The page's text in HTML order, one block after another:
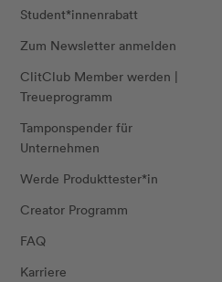
Student*innenrabatt
Zum Newsletter anmelden
ClitClub Member werden |
Treueprogramm
Tamponspender für
Unternehmen
Werde Produkttester*in
Creator Programm
FAQ
Karriere